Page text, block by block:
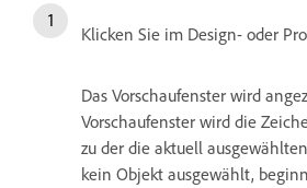
Klicken Sie im Design- oder
Das Vorschaufenster wird
Vorschaufenster wird die
zu der die aktuell
kein Objekt ausgewählt,